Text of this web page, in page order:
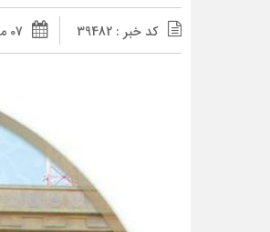
کد خبر : 39482 07 مارس 2023 - 13:50